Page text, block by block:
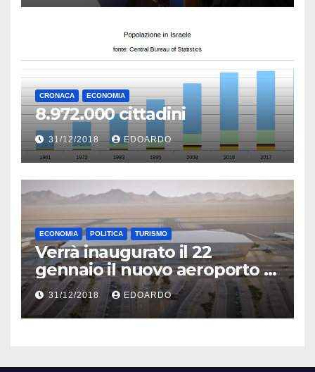
CRONACA ECONOMIA
8.972.000 cittadini
31/12/2018 EDOARDO
ECONOMIA POLITICA TURISMO
Verrà inaugurato il 22
gennaio il nuovo aeroporto di
Eilat
31/12/2018 EDOARDO